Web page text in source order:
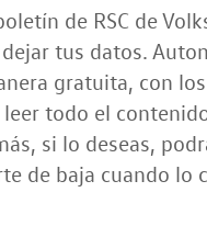
de RSC de
tus datos.
gratuita, con
todo el
si lo deseas,
de baja cuando lo